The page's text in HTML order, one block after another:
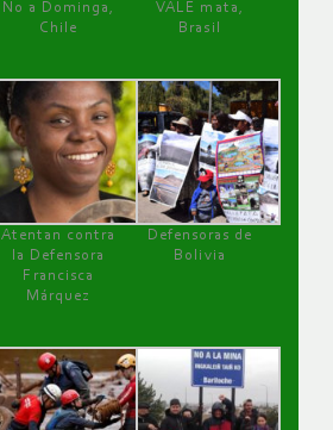
No a Dominga,
Chile
VALE mata,
Brasil
Atentan contra
la Defensora
Francisca
Márquez
Defensoras de
Bolivia